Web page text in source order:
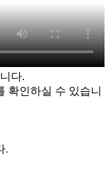
다.
확인하실 수 있습니
.